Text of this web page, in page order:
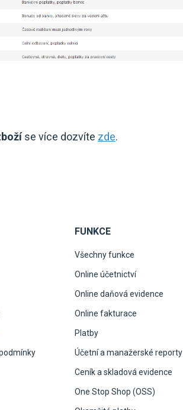
se více dozvíte zde.
FUNKCE
Všechny funkce
Online účetnictví
Online daňová evidence
Online fakturace
Platby
Účetní a manažerské reporty
Ceník a skladová evidence
One Stop Shop (OSS)